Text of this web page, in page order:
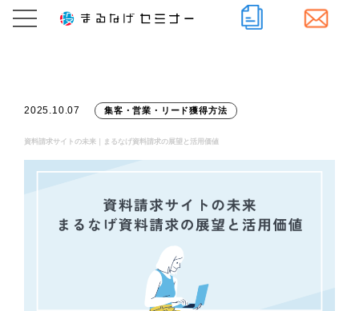
2025.10.07 集客・営業・リード獲得方法
資料請求サイトの未来｜まるなげ資料請求の展望と活用価値